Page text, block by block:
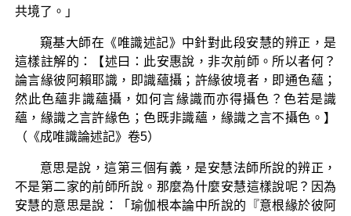
共境了。」
窺基大師在《唯識述記》中針對此段安慧的辨正，是
這樣註解的：【述曰：此安惠說，非次前師。所以者何？
論言緣彼阿賴耶識，即識蘊攝；許緣彼境者，即通色蘊；
然此色蘊非識蘊攝，如何言緣識而亦得攝色？色若是識
蘊，緣識之言許緣色；色既非識蘊，緣識之言不攝色。】
（《成唯識論述記》卷5）
意思是說，這第三個有義，是安慧法師所說的辨正，
不是第二家的前師所說。那麼為什麼安慧這樣說呢？因為
安慧的意思是說：「瑜伽根本論中所說的『意根緣於彼阿